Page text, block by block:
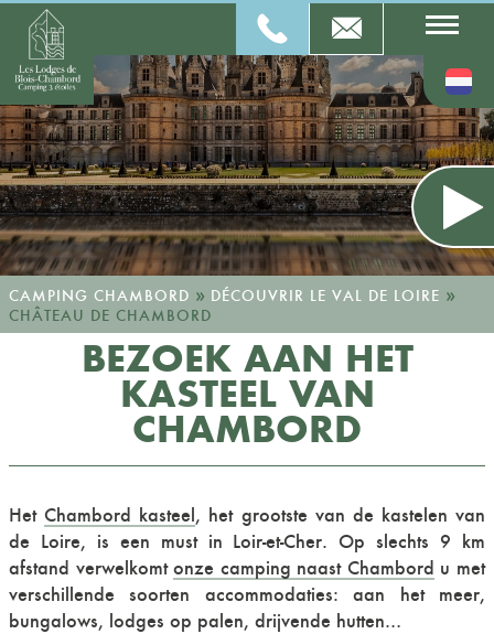
CAMPING CHAMBORD » DÉCOUVRIR LE VAL DE LOIRE »
CHÂTEAU DE CHAMBORD
BEZOEK AAN HET
KASTEEL VAN
CHAMBORD
Het Chambord kasteel, het grootste van de kastelen van
de Loire, is een must in Loir-et-Cher. Op slechts 9 km
afstand verwelkomtonze camping naast Chambord u met
verschillende soorten accommodaties: aan het meer,
bungalows, lodges op palen, drijvende hutten…